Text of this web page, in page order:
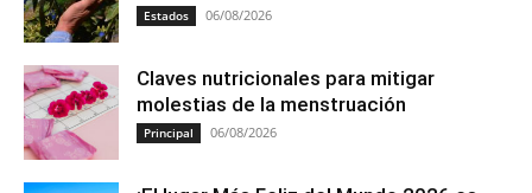
Estados 06/08/2026
Claves nutricionales para mitigar
molestias de la menstruación
Principal 06/08/2026